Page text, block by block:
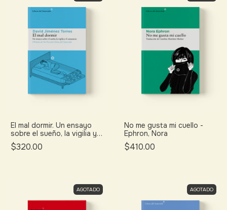
El mal dormir. Un ensayo
sobre el sueño, la vigilia y
el cansancio. - Jiménez
Torres, David
$320.00
No me gusta mi cuello -
Ephron, Nora
$410.00
AGOTADO AGOTADO